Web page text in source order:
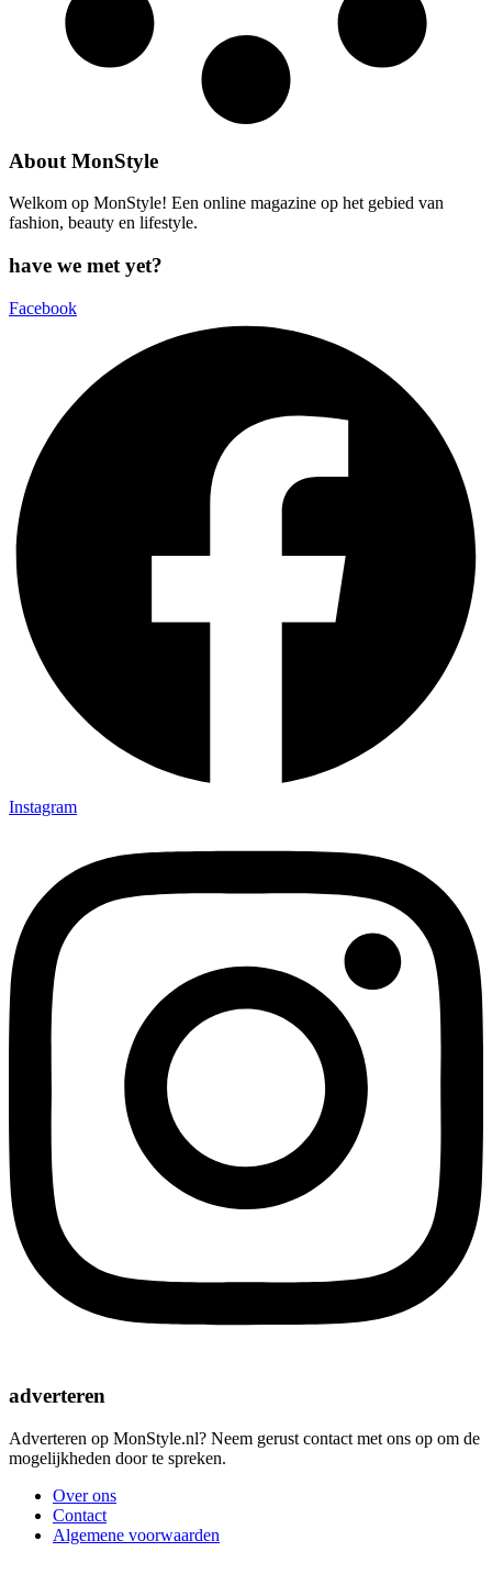
About MonStyle
Welkom op MonStyle! Een online magazine op het gebied van
fashion, beauty en lifestyle.
have we met yet?
Facebook
Instagram
adverteren
Adverteren op MonStyle.nl? Neem gerust contact met ons op om de
mogelijkheden door te spreken.
Over ons
Contact
Algemene voorwaarden